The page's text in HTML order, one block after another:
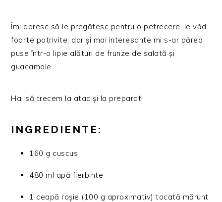
Îmi doresc să le pregătesc pentru o petrecere, le văd
foarte potrivite, dar și mai interesante mi s-ar părea
puse într-o lipie alături de frunze de salată și
guacamole.
Hai să trecem la atac și la preparat!
INGREDIENTE:
160 g cuscus
480 ml apă fierbinte
1 ceapă roșie (100 g aproximativ) tocată mărunt